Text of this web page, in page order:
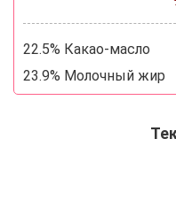
22.5% Какао-масло
23.9% Молочный жир